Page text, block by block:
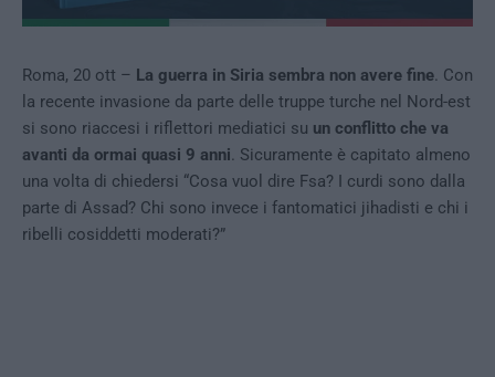
Roma, 20 ott – La guerra in Siria sembra non avere fine . Con
la recente invasione da parte delle truppe turche nel Nord-est
si sono riaccesi i riflettori mediatici su un conflitto che va
avanti da ormai quasi 9 anni . Sicuramente è capitato almeno
una volta di chiedersi “Cosa vuol dire Fsa? I curdi sono dalla
parte di Assad? Chi sono invece i fantomatici jihadisti e chi i
ribelli cosiddetti moderati?”